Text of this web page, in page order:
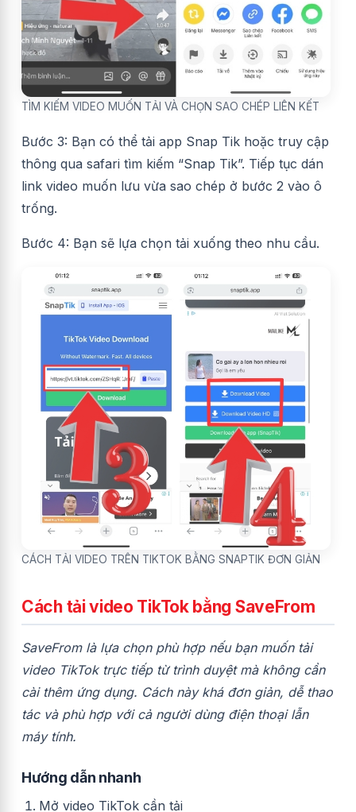
TÌM KIẾM VIDEO MUỐN TẢI VÀ CHỌN SAO CHÉP LIÊN KẾT
Bước 3: Bạn có thể tải app Snap Tik hoặc truy cập
thông qua safari tìm kiếm “Snap Tik”. Tiếp tục dán
link video muốn lưu vừa sao chép ở bước 2 vào ô
trống.
Bước 4: Bạn sẽ lựa chọn tải xuống theo nhu cầu.
CÁCH TẢI VIDEO TRÊN TIKTOK BẰNG SNAPTIK ĐƠN GIẢN
Cách tải video TikTok bằng SaveFrom
SaveFrom là lựa chọn phù hợp nếu bạn muốn tải
video TikTok trực tiếp từ trình duyệt mà không cần
cài thêm ứng dụng. Cách này khá đơn giản, dễ thao
tác và phù hợp với cả người dùng điện thoại lẫn
máy tính.
Hướng dẫn nhanh
Mở video TikTok cần tải